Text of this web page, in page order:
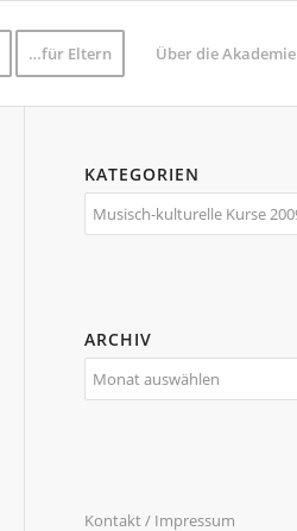
…für Eltern Über die Akademie
KATEGORIEN
Kategorien
ARCHIV
Kontakt / Impressum